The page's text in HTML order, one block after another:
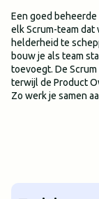
Een goed
elk Scrum-team
helderheid te
bouw je als team
toevoegt. De
terwijl de Product
Zo werk je samen